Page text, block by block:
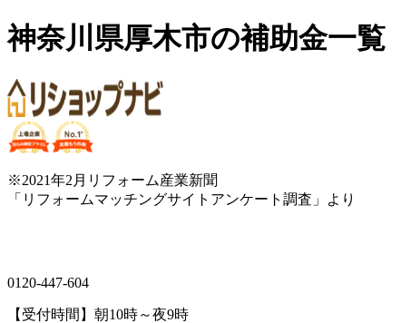
神奈川県厚木市の補助金一覧
※2021年2月リフォーム産業新聞
「リフォームマッチングサイトアンケート調査」より
0120-447-604
【受付時間】朝10時～夜9時